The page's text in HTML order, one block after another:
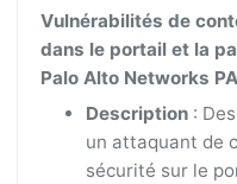
Vulnérabilités de
dans le portail et la
Palo Alto Networks
Description:
un attaquant de
sécurité sur le